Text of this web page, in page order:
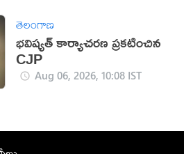
తెలంగాణ
భవిష్యత్ కార్యాచరణ ప్రకటించిన
CJP
Aug 06, 2026, 10:08 IST